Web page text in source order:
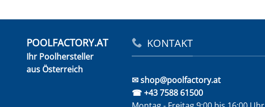
POOLFACTORY.AT
Ihr Poolhersteller
aus Österreich
KONTAKT
✉ shop@poolfactory.at
☎ +43 7588 61500